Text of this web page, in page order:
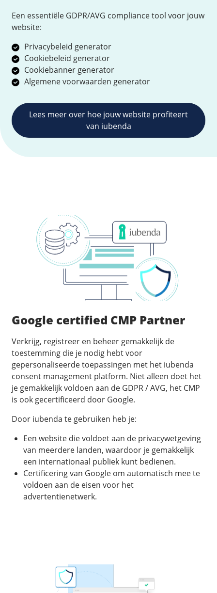
Een essentiële GDPR/AVG compliance tool voor jouw
website:
Privacybeleid generator
Cookiebeleid generator
Cookiebanner generator
Algemene voorwaarden generator
Lees meer over hoe jouw website profiteert
van iubenda
Google certified CMP Partner
Verkrijg, registreer en beheer gemakkelijk de
toestemming die je nodig hebt voor
gepersonaliseerde toepassingen met het iubenda
consent management platform. Niet alleen doet het
je gemakkelijk voldoen aan de GDPR / AVG, het CMP
is ook gecertificeerd door Google.
Door iubenda te gebruiken heb je:
Een website die voldoet aan de privacywetgeving
van meerdere landen, waardoor je gemakkelijk
een internationaal publiek kunt bedienen.
Certificering van Google om automatisch mee te
voldoen aan de eisen voor het
advertentienetwerk.